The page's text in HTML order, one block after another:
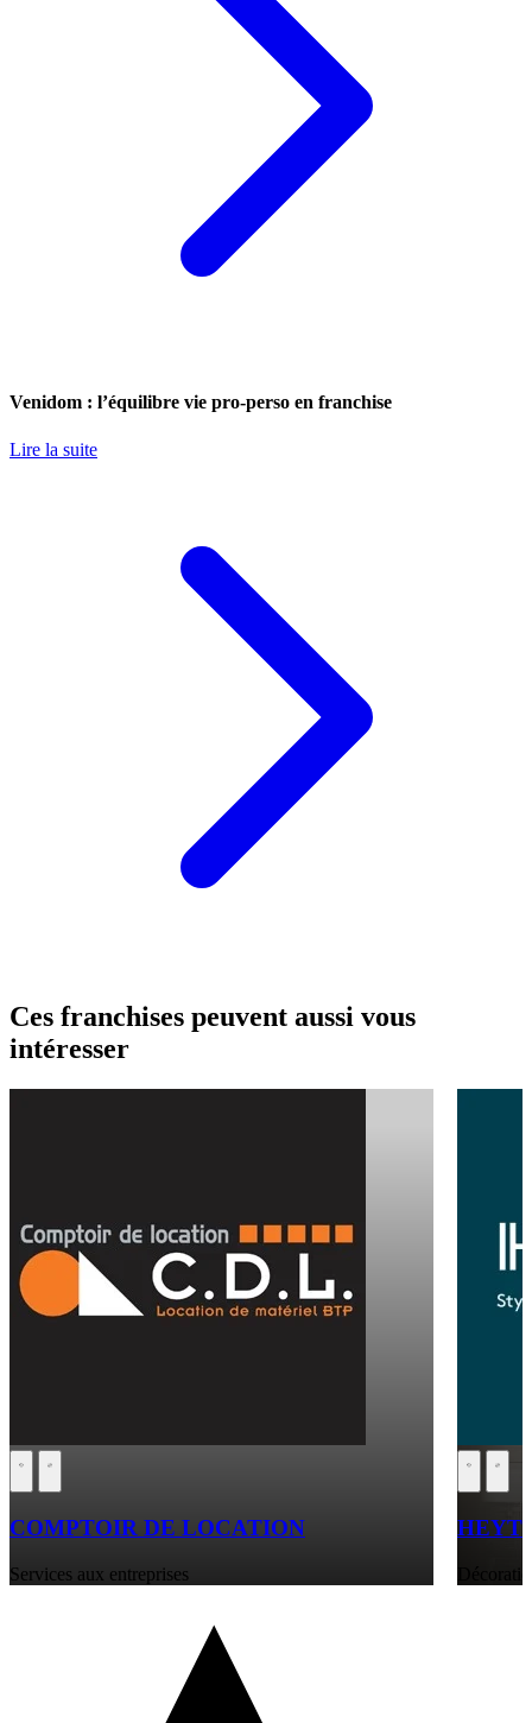
Venidom : l’équilibre vie pro-perso en franchise
Lire la suite
Ces franchises peuvent aussi vous
intéresser
COMPTOIR DE LOCATION
Services aux entreprises